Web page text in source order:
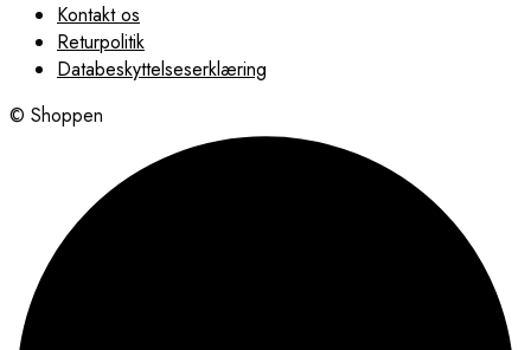
Kontakt os
Returpolitik
Databeskyttelseserklæring
© Shoppen